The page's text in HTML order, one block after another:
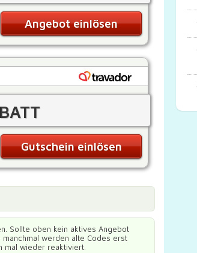
Angebot einlösen
Gutschein einlösen
Sollte oben kein aktives Angebot
werden alte Codes erst
mal wieder reaktiviert.